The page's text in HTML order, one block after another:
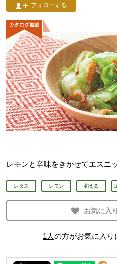
フォローする
レモンと辛味をきかせてエスニ
レタス レモン 和える
お気に入
1 人の方がお気に入り